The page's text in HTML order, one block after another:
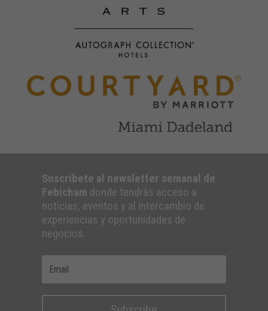
Suscribete al newsletter semanal de
Febicham donde tendrás acceso a
noticias, eventos y al intercambio de
experiencias y oportunidades de
negocios.